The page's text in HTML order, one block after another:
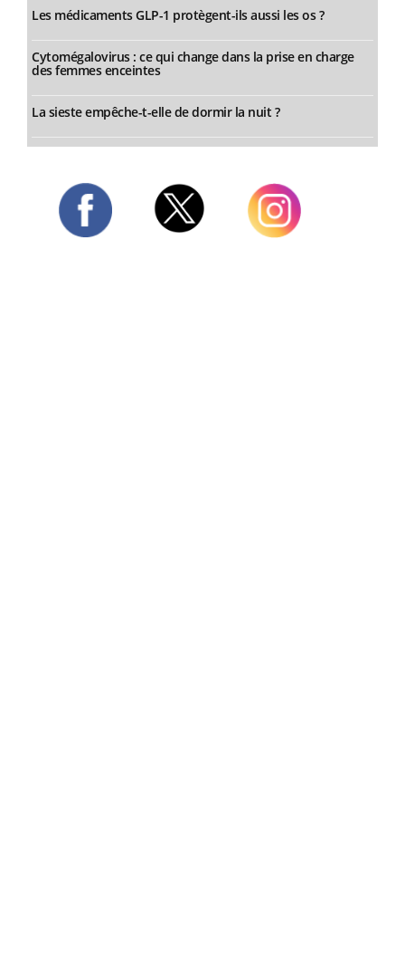
Les médicaments GLP-1 protègent-ils aussi les os ?
Cytomégalovirus : ce qui change dans la prise en charge
des femmes enceintes
La sieste empêche-t-elle de dormir la nuit ?